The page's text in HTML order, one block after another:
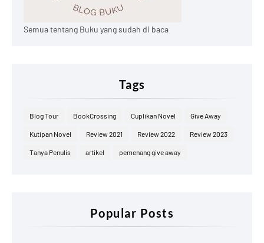
Semua tentang Buku yang sudah di baca
Tags
Blog Tour BookCrossing Cuplikan Novel Give Away
Kutipan Novel Review 2021 Review 2022 Review 2023
Tanya Penulis artikel pemenang give away
Popular Posts